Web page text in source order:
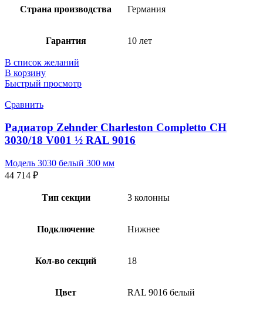
Страна производства Германия
Гарантия 10 лет
В список желаний
В корзину
Быстрый просмотр
Сравнить
Радиатор Zehnder Charleston Completto CH
3030/18 V001 ½ RAL 9016
Модель 3030 белый 300 мм
44 714 ₽
Тип секции 3 колонны
Подключение Нижнее
Кол-во секций 18
Цвет RAL 9016 белый